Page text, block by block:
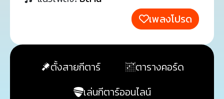
เพลงโปรด
ตั้งสายกีตาร์
ตารางคอร์ด
เล่นกีตาร์ออนไลน์